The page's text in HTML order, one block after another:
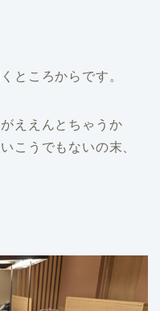
ところからです。
ええんとちゃうか
こうでもないの末、